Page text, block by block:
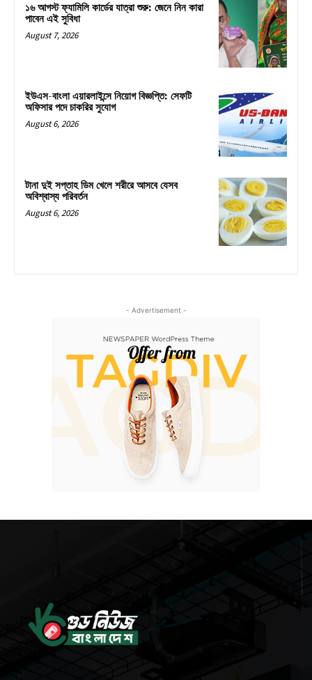
১৬ আগস্ট ফ্যামিলি কার্ডের যাত্রা শুরু: জেনে নিন কারা
পাবেন এই সুবিধা
August 7, 2026
ইউএস-বাংলা এয়ারলাইন্সে নিয়োগ বিজ্ঞপ্তি: সেফটি
অফিসার পদে চাকরির সুযোগ
August 6, 2026
টানা দুই সপ্তাহ ডিম খেলে শরীরে আসবে যেসব
অবিশ্বাস্য পরিবর্তন
August 6, 2026
- Advertisement -